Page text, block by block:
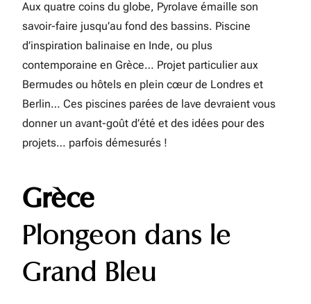
Aux quatre coins du globe, Pyrolave émaille son
savoir-faire jusqu’au fond des bassins. Piscine
d’inspiration balinaise en Inde, ou plus
contemporaine en Grèce… Projet particulier aux
Bermudes ou hôtels en plein cœur de Londres et
Berlin… Ces piscines parées de lave devraient vous
donner un avant-goût d’été et des idées pour des
projets… parfois démesurés !
Grèce
Plongeon dans le
Grand Bleu